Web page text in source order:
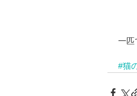
一匹
#猫